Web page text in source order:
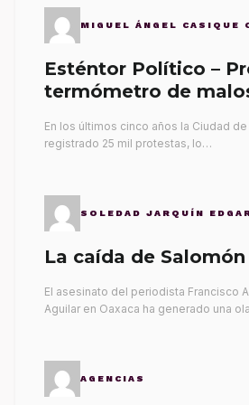
MIGUEL ÁNGEL CASIQUE
Esténtor Político –
termómetro de
En los últimos cinco años la Ciudad
registrado 25 mil protestas, lo…
SOLEDAD JARQUÍN
La caída de Salomón
El asesinato del periodista Francisco
Aguilar en Oaxaca ha generado una
AGENCIAS